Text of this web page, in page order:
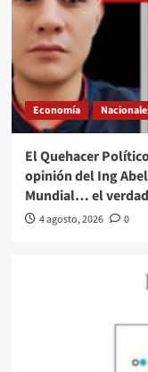
Economía
El Quehacer
opinión del Ing
Mundial… el
4 agosto, 2026 0